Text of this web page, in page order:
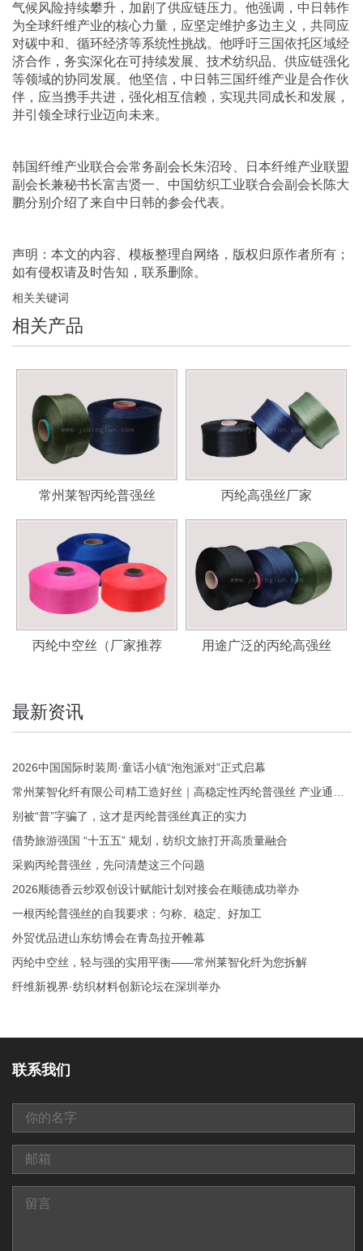
气候风险持续攀升，加剧了供应链压力。他强调，中日韩作
为全球纤维产业的核心力量，应坚定维护多边主义，共同应
对碳中和、循环经济等系统性挑战。他呼吁三国依托区域经
济合作，务实深化在可持续发展、技术纺织品、供应链强化
等领域的协同发展。他坚信，中日韩三国纤维产业是合作伙
伴，应当携手共进，强化相互信赖，实现共同成长和发展，
并引领全球行业迈向未来。
韩国纤维产业联合会常务副会长朱沼玲、日本纤维产业联盟
副会长兼秘书长富吉贤一、中国纺织工业联合会副会长陈大
鹏分别介绍了来自中日韩的参会代表。
声明：本文的内容、模板整理自网络，版权归原作者所有；
如有侵权请及时告知，联系删除。
相关关键词
相关产品
常州莱智丙纶普强丝 丙纶高强丝厂家
丙纶中空丝（厂家推荐 用途广泛的丙纶高强丝
最新资讯
2026中国国际时装周·童话小镇“泡泡派对”正式启幕
别被“普”字骗了，这才是丙纶普强丝真正的实力
借势旅游强国 “十五五” 规划，纺织文旅打开高质量融合
采购丙纶普强丝，先问清楚这三个问题
2026顺德香云纱双创设计赋能计划对接会在顺德成功举办
一根丙纶普强丝的自我要求：匀称、稳定、好加工
外贸优品进山东纺博会在青岛拉开帷幕
丙纶中空丝，轻与强的实用平衡——常州莱智化纤为您拆解
纤维新视界·纺织材料创新论坛在深圳举办
联系我们